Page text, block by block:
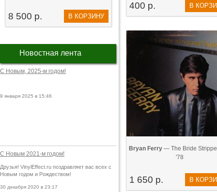
8 500 р. В КОРЗИНУ
Новостная лента
С Новым, 2025-м годом!
9 января 2025 в 15:46
С Новым 2021-м годом!
Друзья! VinylEffect.ru поздравляет вас всех с
Новым годом и Рождеством!
30 декабря 2020 в 23:17
400 р. В
Bryan Ferry — The Bride
'78
1 650 р. В